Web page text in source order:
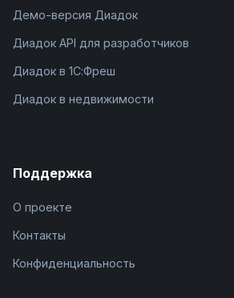
Демо-версия Диадок
Диадок API для разработчиков
Диадок в 1С:Фреш
Диадок в недвижимости
Поддержка
О проекте
Контакты
Конфиденциальность